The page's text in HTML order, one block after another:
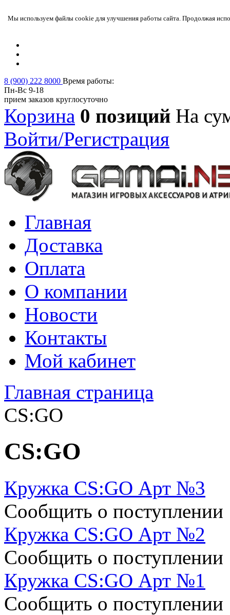
Мы используем файлы cookie для улучшения работы сайта. Продолжая
8 (900) 222 8000 Время работы:
Пн-Вс 9-18
прием заказов круглосуточно
Корзина 0 позиций На
Войти/Регистрация
Главная
Доставка
Оплата
О компании
Новости
Контакты
Мой кабинет
Главная страница
CS:GO
CS:GO
Кружка CS:GO Арт №3
Сообщить о поступлении
Кружка CS:GO Арт №2
Сообщить о поступлении
Кружка CS:GO Арт №1
Сообщить о поступлении